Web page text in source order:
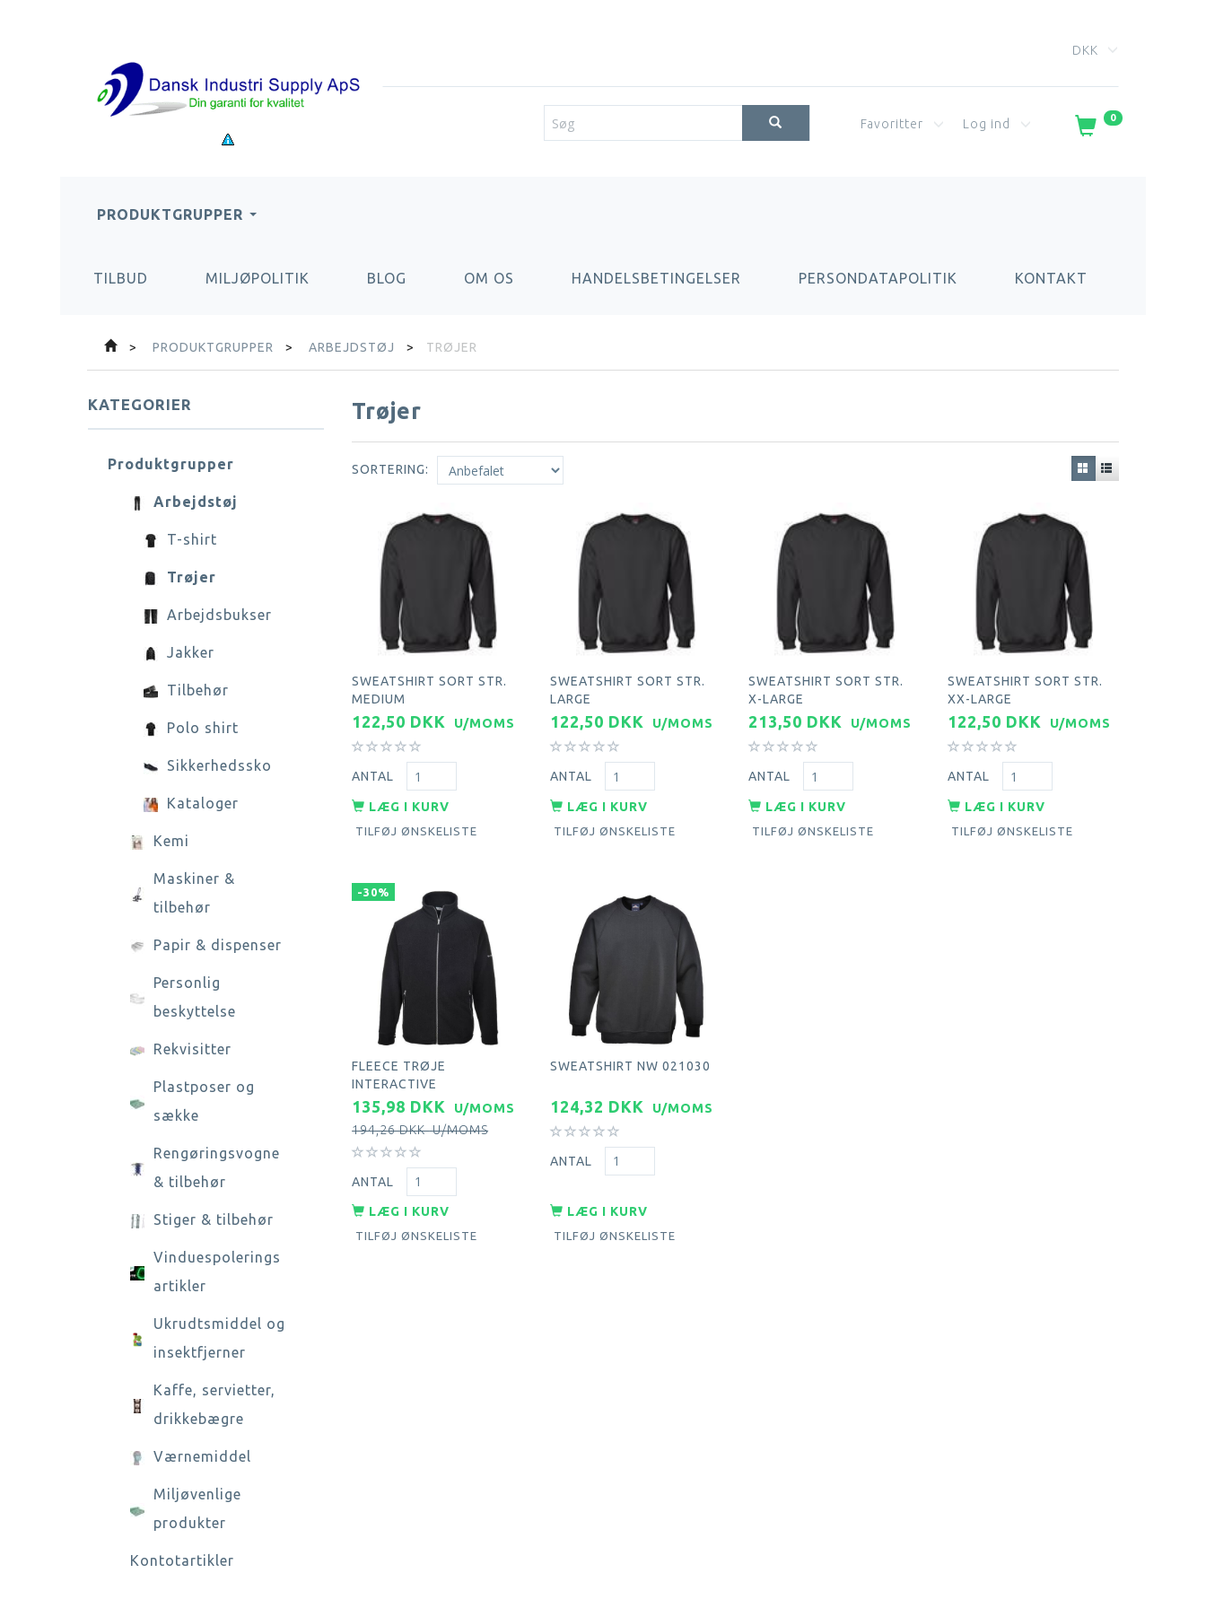
DKK
0
Favoritter Log ind
PRODUKTGRUPPER
TILBUD MILJØPOLITIK BLOG OM OS HANDELSBETINGELSER PERSONDATAPOLITIK KONTAKT
PRODUKTGRUPPER ARBEJDSTØJ TRØJER
KATEGORIER
Produktgrupper
Arbejdstøj
T-shirt
Trøjer
Arbejdsbukser
Jakker
Tilbehør
Polo shirt
Sikkerhedssko
Kataloger
Kemi
Maskiner &
tilbehør
Papir & dispenser
Personlig
beskyttelse
Rekvisitter
Plastposer og
sække
Rengøringsvogne
& tilbehør
Stiger & tilbehør
Vinduespolerings
artikler
Ukrudtsmiddel og
insektfjerner
Kaffe, servietter,
drikkebægre
Værnemiddel
Miljøvenlige
produkter
Kontotartikler
Trøjer
SORTERING:
SWEATSHIRT SORT STR.
MEDIUM
122,50 DKK U/MOMS
ANTAL
LÆG I KURV
TILFØJ ØNSKELISTE
SWEATSHIRT SORT STR.
LARGE
122,50 DKK U/MOMS
ANTAL
LÆG I KURV
TILFØJ ØNSKELISTE
SWEATSHIRT SORT STR.
X-LARGE
213,50 DKK U/MOMS
ANTAL
LÆG I KURV
TILFØJ ØNSKELISTE
SWEATSHIRT SORT STR.
XX-LARGE
122,50 DKK U/MOMS
ANTAL
LÆG I KURV
TILFØJ ØNSKELISTE
-30%
FLEECE TRØJE
INTERACTIVE
135,98 DKK
U/MOMS
194,26 DKKU/MOMS
ANTAL
LÆG I KURV
TILFØJ ØNSKELISTE
SWEATSHIRT NW 021030
124,32 DKK U/MOMS
ANTAL
LÆG I KURV
TILFØJ ØNSKELISTE